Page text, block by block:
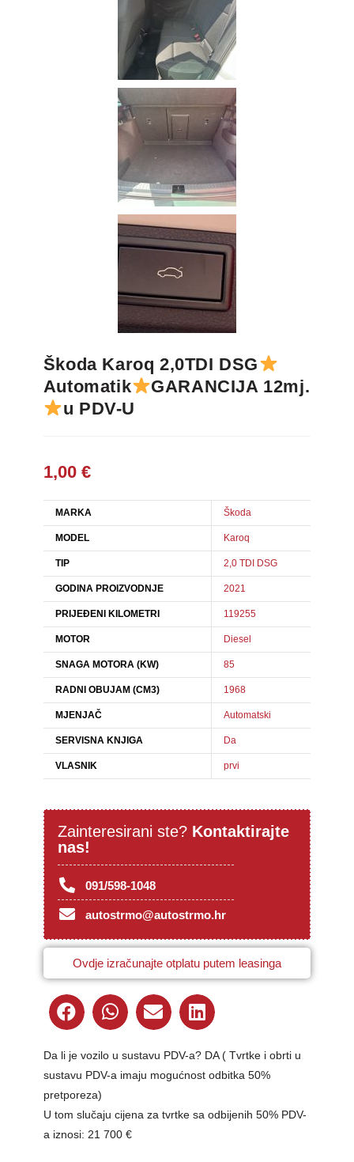
Škoda Karoq 2,0TDI DSG
Automatik
GARANCIJA 12mj.
u PDV-U
1,00 €
MARKA Škoda
MODEL Karoq
TIP 2,0 TDI DSG
GODINA PROIZVODNJE 2021
PRIJEĐENI KILOMETRI 119255
MOTOR Diesel
SNAGA MOTORA (KW) 85
RADNI OBUJAM (CM3) 1968
MJENJAČ Automatski
SERVISNA KNJIGA Da
VLASNIK prvi
Zainteresirani ste? Kontaktirajte
nas!
091/598-1048
autostrmo@autostrmo.hr
Ovdje izračunajte otplatu putem leasinga
Da li je vozilo u sustavu PDV-a? DA ( Tvrtke i obrti u
sustavu PDV-a imaju mogućnost odbitka 50%
pretporeza)
U tom slučaju cijena za tvrtke sa odbijenih 50% PDV-
a iznosi: 21 700 €